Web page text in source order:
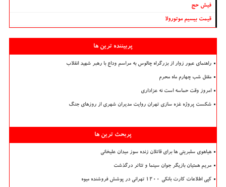
فیش حج
قیمت بیسیم موتورولا
پربیننده ترین ها
راهنمای عبور زوار از بزرگراه چالوس به مراسم وداع با رهبر شهید انقلاب
مقتل شب چهارم ماه محرم
امروز وقت حماسه است نه عزاداری
شکست پروژه غزه سازی تهران روایت مدیران شهری از روزهای جنگ
پربحث ترین ها
هیاهوی سلبریتی ها برای قاتلان زنده سوز میدان علیخانی
مریم همتیان بازیگر جوان سینما و تئاتر درگذشت
کپی اطلاعات کارت بانکی ۱۲۰۰ تهرانی در پوشش فروشنده میوه